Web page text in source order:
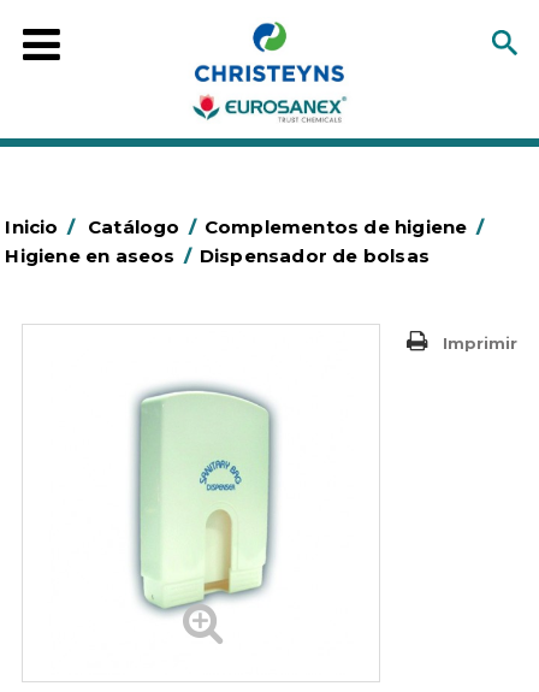
Inicio / Catálogo / Complementos de higiene /
Higiene en aseos / Dispensador de bolsas
Imprimir